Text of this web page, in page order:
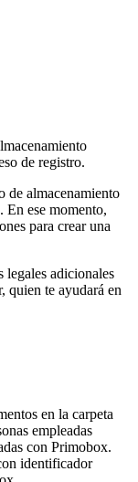
de registro.
de almacenamiento
. En ese momento,
para crear una
legales adicionales
, quien te ayudará en
en la carpeta
empleadas
con Primobox.
identificador